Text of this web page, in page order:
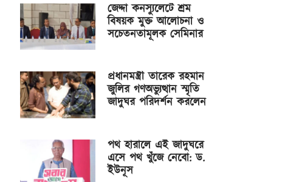
জেদ্দা কনস্যুলেটে শ্রম
বিষয়ক মুক্ত আলোচনা ও
সচেতনতামূলক সেমিনার
প্রধানমন্ত্রী তারেক রহমান
জুলির গণঅভ্যুত্থান স্মৃতি
জাদুঘর পরিদর্শন করলেন
পথ হারালে এই জাদুঘরে
এসে পথ খুঁজে নেবো: ড.
ইউনূস